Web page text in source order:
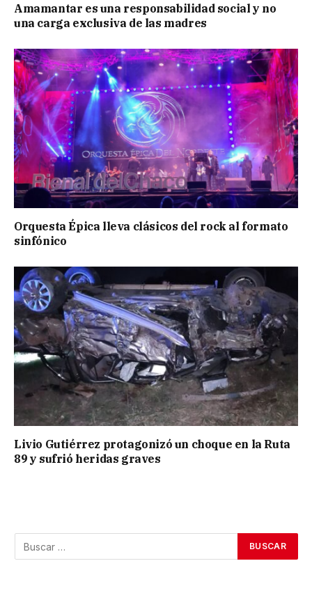
Amamantar es una responsabilidad social y no
una carga exclusiva de las madres
Orquesta Épica lleva clásicos del rock al formato
sinfónico
Livio Gutiérrez protagonizó un choque en la Ruta
89 y sufrió heridas graves